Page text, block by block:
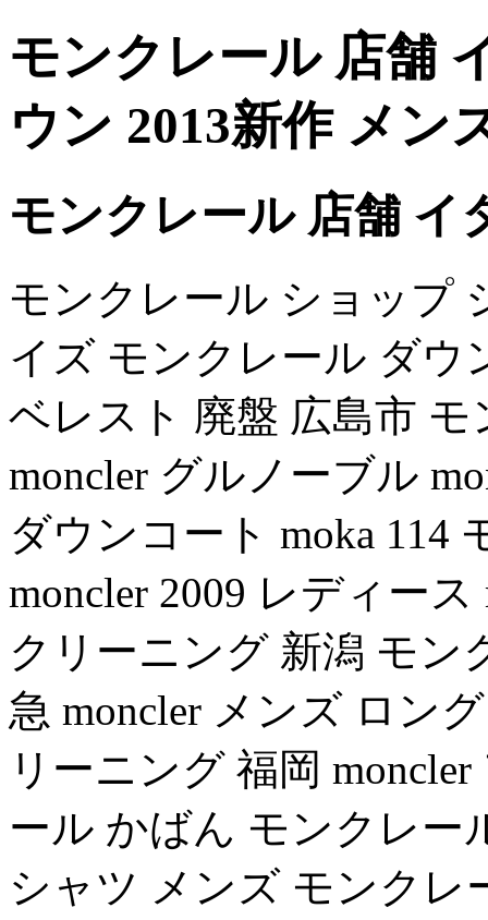
モンクレール 店舗
ウン 2013新作 メン
モンクレール 店舗 イ
モンクレール ショップ
イズ モンクレール ダウ
ベレスト 廃盤 広島市
moncler グルノーブル
ダウンコート moka 114
moncler 2009 レディー
クリーニング 新潟 モン
急 moncler メンズ ロン
リーニング 福岡
ール かばん モンクレー
シャツ メンズ モンクレ